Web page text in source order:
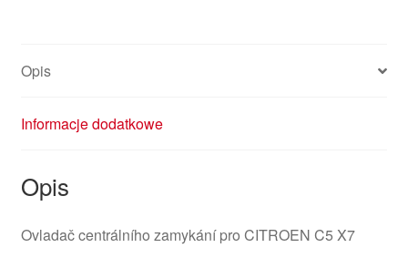
Opis
Informacje dodatkowe
Opis
Ovladač centrálního zamykání pro CITROEN C5 X7